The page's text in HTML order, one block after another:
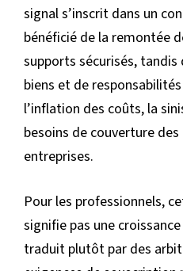
signal s’inscrit dans un
bénéficié de la remontée
supports sécurisés, tandis
biens et de
l’inflation des coûts, la
besoins de couverture
entreprises.
Pour les professionnels,
signifie pas une
traduit plutôt par des